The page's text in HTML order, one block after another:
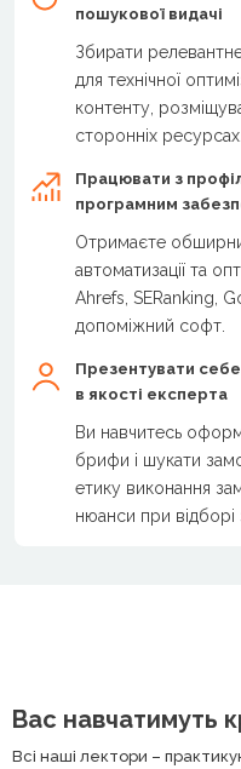
пошукової видачі
Збирати
для технічної
контенту,
сторонніх ресурсах.
Працювати з
програмним
Отримаєте
автоматизації та
Ahrefs, SERanking,
допоміжний софт.
Презентувати себе
в якості експерта
Ви навчитесь
брифи і шукати
етику виконання
нюанси при відборі
Вас навчатимуть
Всі наші лектори –